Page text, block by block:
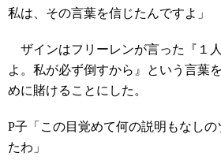
私は、その言葉を信じたんですよ」
ザインはフリーレンが言った『１
よ。私が必ず倒すから』という言葉
めに賭けることにした。
P子「この目覚めて何の説明もなし
たわ」